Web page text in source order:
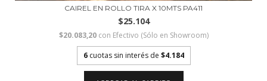
CAIREL EN ROLLO TIRA X 10MTS PA411
$25.104
$20.083,20 con Efectivo (Sólo en Showroom)
6 cuotas sin interés de $4.184